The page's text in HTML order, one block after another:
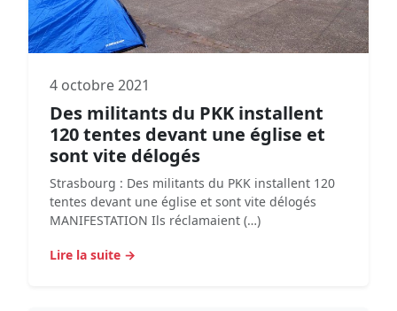
4 octobre 2021
Des militants du PKK installent
120 tentes devant une église et
sont vite délogés
Strasbourg : Des militants du PKK installent 120
tentes devant une église et sont vite délogés
MANIFESTATION Ils réclamaient (…)
Lire la suite →